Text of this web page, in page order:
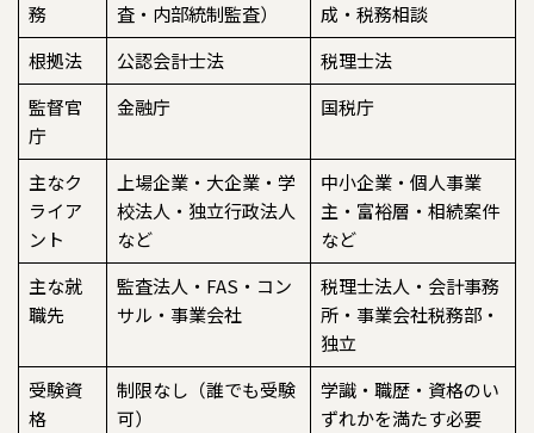
務
査・内部統制監査）
成・税務相談
根拠法
公認会計士法
税理士法
監督官
庁
金融庁 国税庁
主なク
ライア
ント
上場企業・大企業・学
校法人・独立行政法人
など
中小企業・個人事業
主・富裕層・相続案件
など
主な就
職先
監査法人・FAS・コン
サル・事業会社
税理士法人・会計事務
所・事業会社税務部・
独立
受験資
格
制限なし（誰でも受験
可）
学識・職歴・資格のい
ずれかを満たす必要